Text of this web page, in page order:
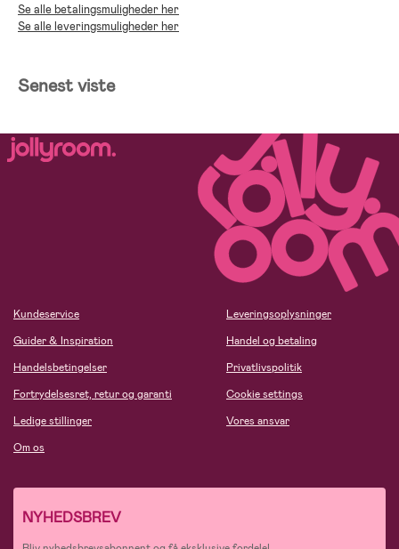
Se alle betalingsmuligheder her
Se alle leveringsmuligheder her
Senest viste
Kundeservice
Guider & Inspiration
Handelsbetingelser
Fortrydelsesret, retur og garanti
Ledige stillinger
Om os
Leveringsoplysninger
Handel og betaling
Privatlivspolitik
Cookie settings
Vores ansvar
NYHEDSBREV